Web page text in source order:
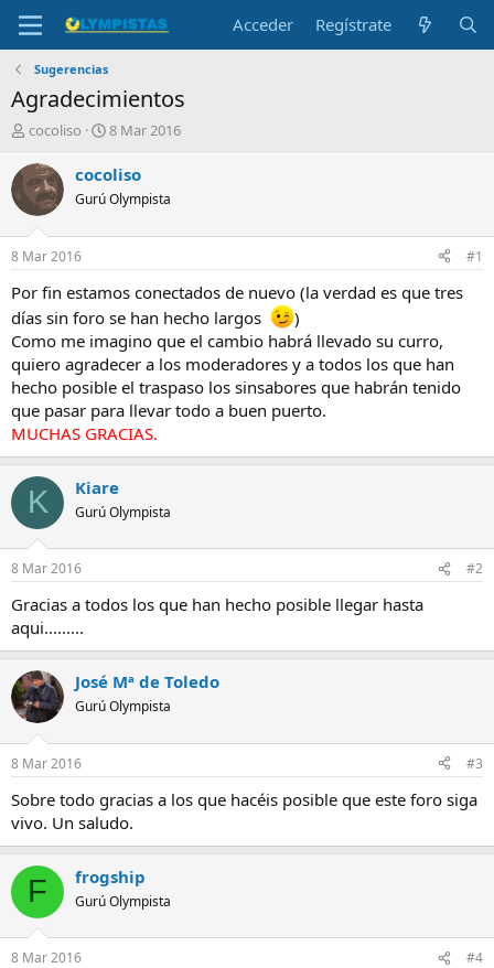
Acceder Regístrate
Sugerencias
Agradecimientos
I
i
c
a
d
o
r
e
l
t
e
m
a
cocoliso
F
c
a
i
n
c
i
o
8 Mar 2016
cocoliso
Gurú Olympista
8 Mar 2016 #1
Por fin estamos conectados de nuevo (la verdad es que tres
días sin foro se han hecho largos
)
Como me imagino que el cambio habrá llevado su curro,
quiero agradecer a los moderadores y a todos los que han
hecho posible el traspaso los sinsabores que habrán tenido
que pasar para llevar todo a buen puerto.
MUCHAS GRACIAS.
K Kiare
Gurú Olympista
8 Mar 2016 #2
Gracias a todos los que han hecho posible llegar hasta
aqui.........
José Mª de Toledo
Gurú Olympista
8 Mar 2016 #3
Sobre todo gracias a los que hacéis posible que este foro siga
vivo. Un saludo.
F frogship
Gurú Olympista
8 Mar 2016 #4